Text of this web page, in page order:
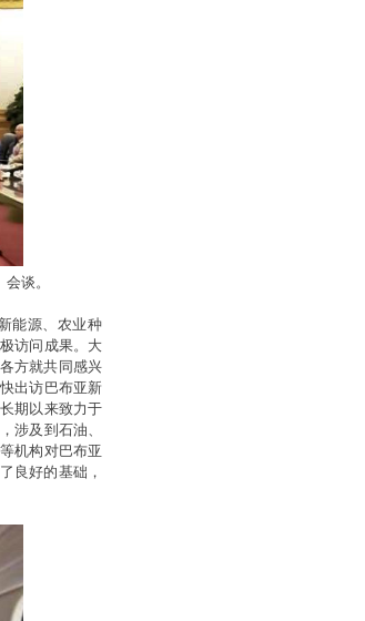
谈。
能源、农业种
访问成果。大
方就共同感兴
出访巴布亚新
期以来致力于
涉及到石油、
机构对巴布亚
良好的基础，